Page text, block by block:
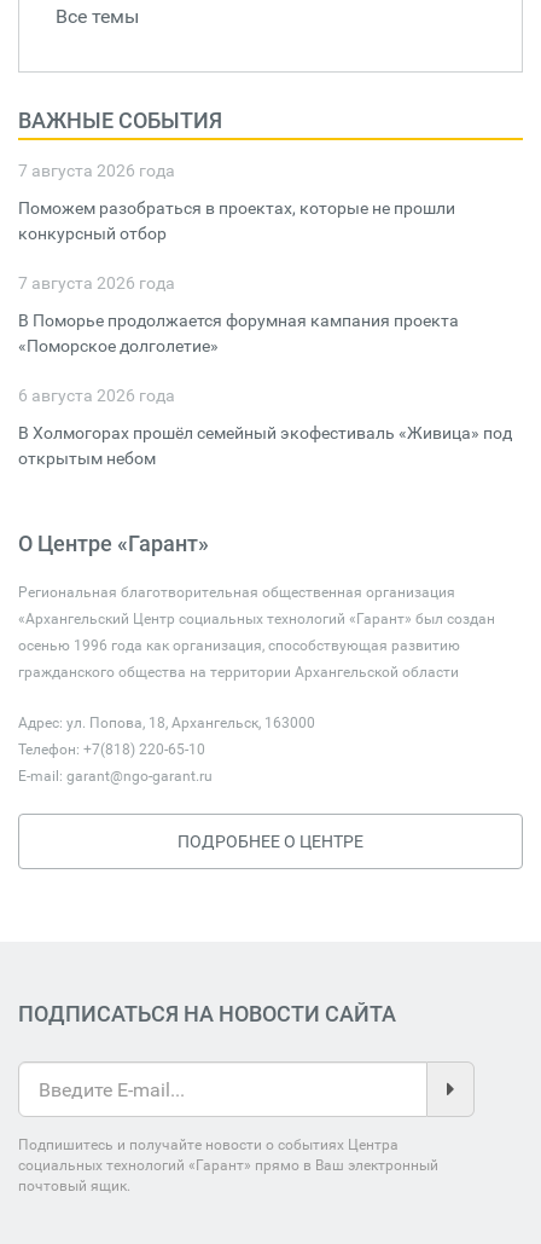
Все темы
ВАЖНЫЕ СОБЫТИЯ
7 августа 2026 года
Поможем разобраться в проектах, которые не прошли
конкурсный отбор
7 августа 2026 года
В Поморье продолжается форумная кампания проекта
«Поморское долголетие»
6 августа 2026 года
В Холмогорах прошёл семейный экофестиваль «Живица» под
открытым небом
О Центре «Гарант»
Региональная благотворительная общественная организация
«Архангельский Центр социальных технологий «Гарант» был создан
осенью 1996 года как организация, способствующая развитию
гражданского общества на территории Архангельской области
Адрес: ул. Попова, 18, Архангельск, 163000
Телефон: +7(818) 220-65-10
E-mail: garant@ngo-garant.ru
ПОДРОБНЕЕ О ЦЕНТРЕ
ПОДПИСАТЬСЯ НА НОВОСТИ САЙТА
Подпишитесь и получайте новости о событиях Центра
социальных технологий «Гарант» прямо в Ваш электронный
почтовый ящик.